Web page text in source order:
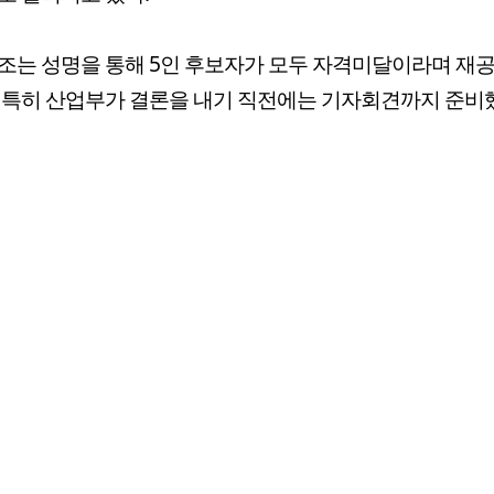
는 성명을 통해 5인 후보자가 모두 자격미달이라며 재
히 산업부가 결론을 내기 직전에는 기자회견까지 준비